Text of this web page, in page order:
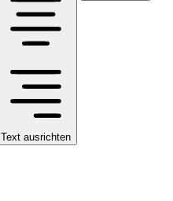
Text ausrichten